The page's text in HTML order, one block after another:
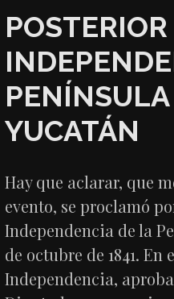
POSTERIOR
YUCATÁN
Hay que aclarar, que
evento, se proclamó
Independencia de la
de octubre de 1841.
Independencia,